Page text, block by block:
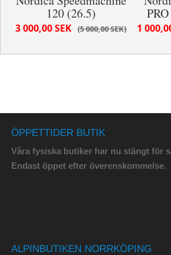
120 (26.5)
5 000,00 SEK
3 000,00 SEK 1
ÖPPETTIDER BUTIK
Våra fysiska butiker har nu stängt för
Endast öppet efter överenskommelse.
ALPINBUTIKEN NORRKÖPING